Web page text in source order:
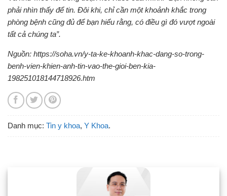
phải nhìn thấy để tin. Đôi khi, chỉ cần một khoảnh khắc trong
phòng bệnh cũng đủ để bạn hiểu rằng, có điều gì đó vượt ngoài
tất cả chúng ta”.
Nguồn: https://soha.vn/y-ta-ke-khoanh-khac-dang-so-trong-
benh-vien-khien-anh-tin-vao-the-gioi-ben-kia-
198251018144718926.htm
Danh mục: Tin y khoa, Y Khoa.